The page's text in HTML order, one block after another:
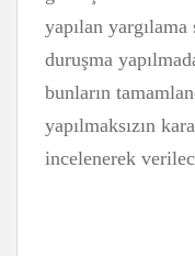
yapılan
duruşma
bunların
yapılmaksızın
incelenerek